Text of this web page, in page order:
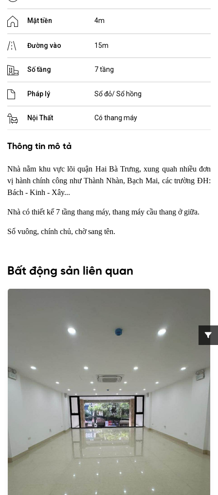
Mặt tiền 4m
Đường vào 15m
Số tầng 7 tầng
Pháp lý Sổ đỏ/ Sổ hồng
Nội Thất Có thang máy
Thông tin mô tả
Nhà nằm khu vực lõi quận Hai Bà Trưng, xung quah nhiều đơn
vị hành chính công như Thành Nhàn, Bạch Mai, các trường ĐH:
Bách - Kinh - Xây...
Nhà có thiết kế 7 tầng thang máy, thang máy cầu thang ở giữa.
Sổ vuông, chính chủ, chờ sang tên.
Bất động sản liên quan